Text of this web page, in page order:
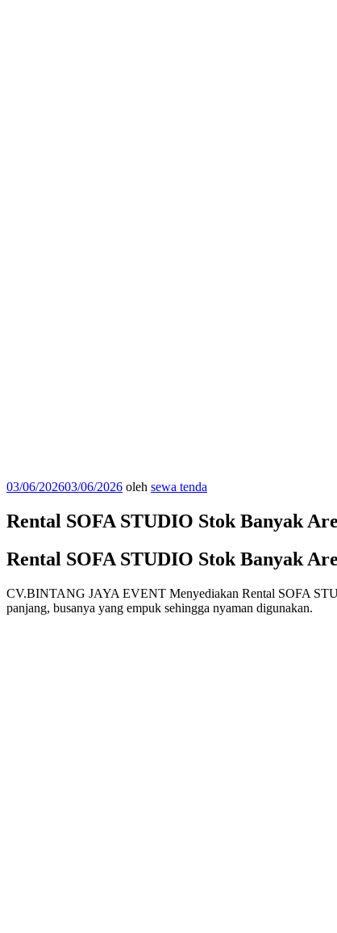
Diposkan
03/06/202603/06/2026 oleh sewa tenda
Rental SOFA STUDIO Stok Banyak
Rental SOFA STUDIO Stok Banyak
CV.BINTANG JAYA EVENT Menyediakan Rental SOFA
panjang, busanya yang empuk sehingga nyaman digunakan.